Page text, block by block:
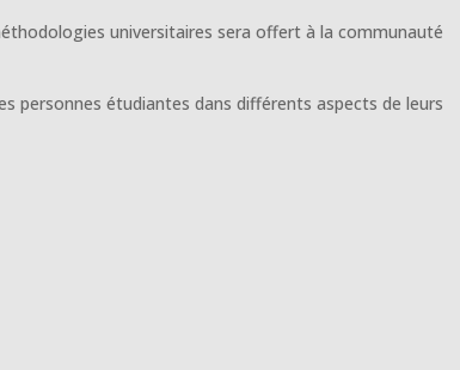
universitaires sera offert à la communauté
personnes étudiantes dans différents aspects de leurs